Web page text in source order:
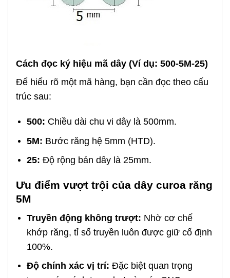
Cách đọc ký hiệu mã dây (Ví dụ: 500-5M-25)
Để hiểu rõ một mã hàng, bạn cần đọc theo cấu
trúc sau:
500: Chiều dài chu vi dây là 500mm.
5M: Bước răng hệ 5mm (HTD).
25: Độ rộng bản dây là 25mm.
Ưu điểm vượt trội của dây curoa răng
5M
Truyền động không trượt: Nhờ cơ chế
khớp răng, tỉ số truyền luôn được giữ cố định
100%.
Độ chính xác vị trí: Đặc biệt quan trọng